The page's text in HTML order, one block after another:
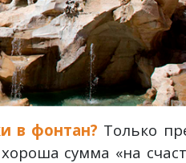
в фонтан? Только
сумма «на